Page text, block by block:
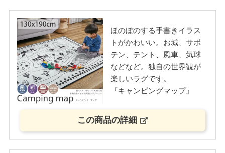
ほのぼのする手書きイラス
トがかわいい。お城、サボ
テン、テント、風車、気球
などなど。独自の世界観が
楽しいラグです。
『キャンピングマップ』
この商品の詳細